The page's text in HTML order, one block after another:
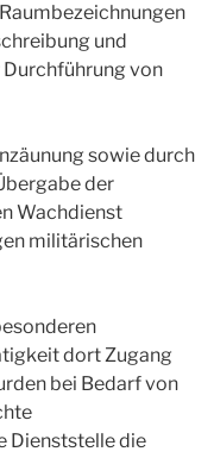
und
Durchführung von
sowie durch
der
Wachdienst
militärischen
dort Zugang
bei Bedarf von
Dienststelle die